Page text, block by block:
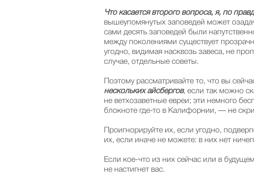
Что касается второго вопроса, я, по
вышеупомянутых заповедей может
сами десять заповедей были
между поколениями существует
угодно, видимая насквозь завеса, не
случае, отдельные советы.
Поэтому рассматривайте то, что вы
нескольких айсбергов, если так можно
не ветхозаветные евреи; эти немного
блокноте где-то в Калифорнии, — не
Проигнорируйте их, если угодно,
их, если иначе не можете: в них нет
Если кое-что из них сейчас или в
не настигнет вас.